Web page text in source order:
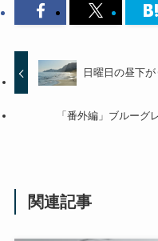
日曜日の昼下
「番外編」ブルーグ
関連記事